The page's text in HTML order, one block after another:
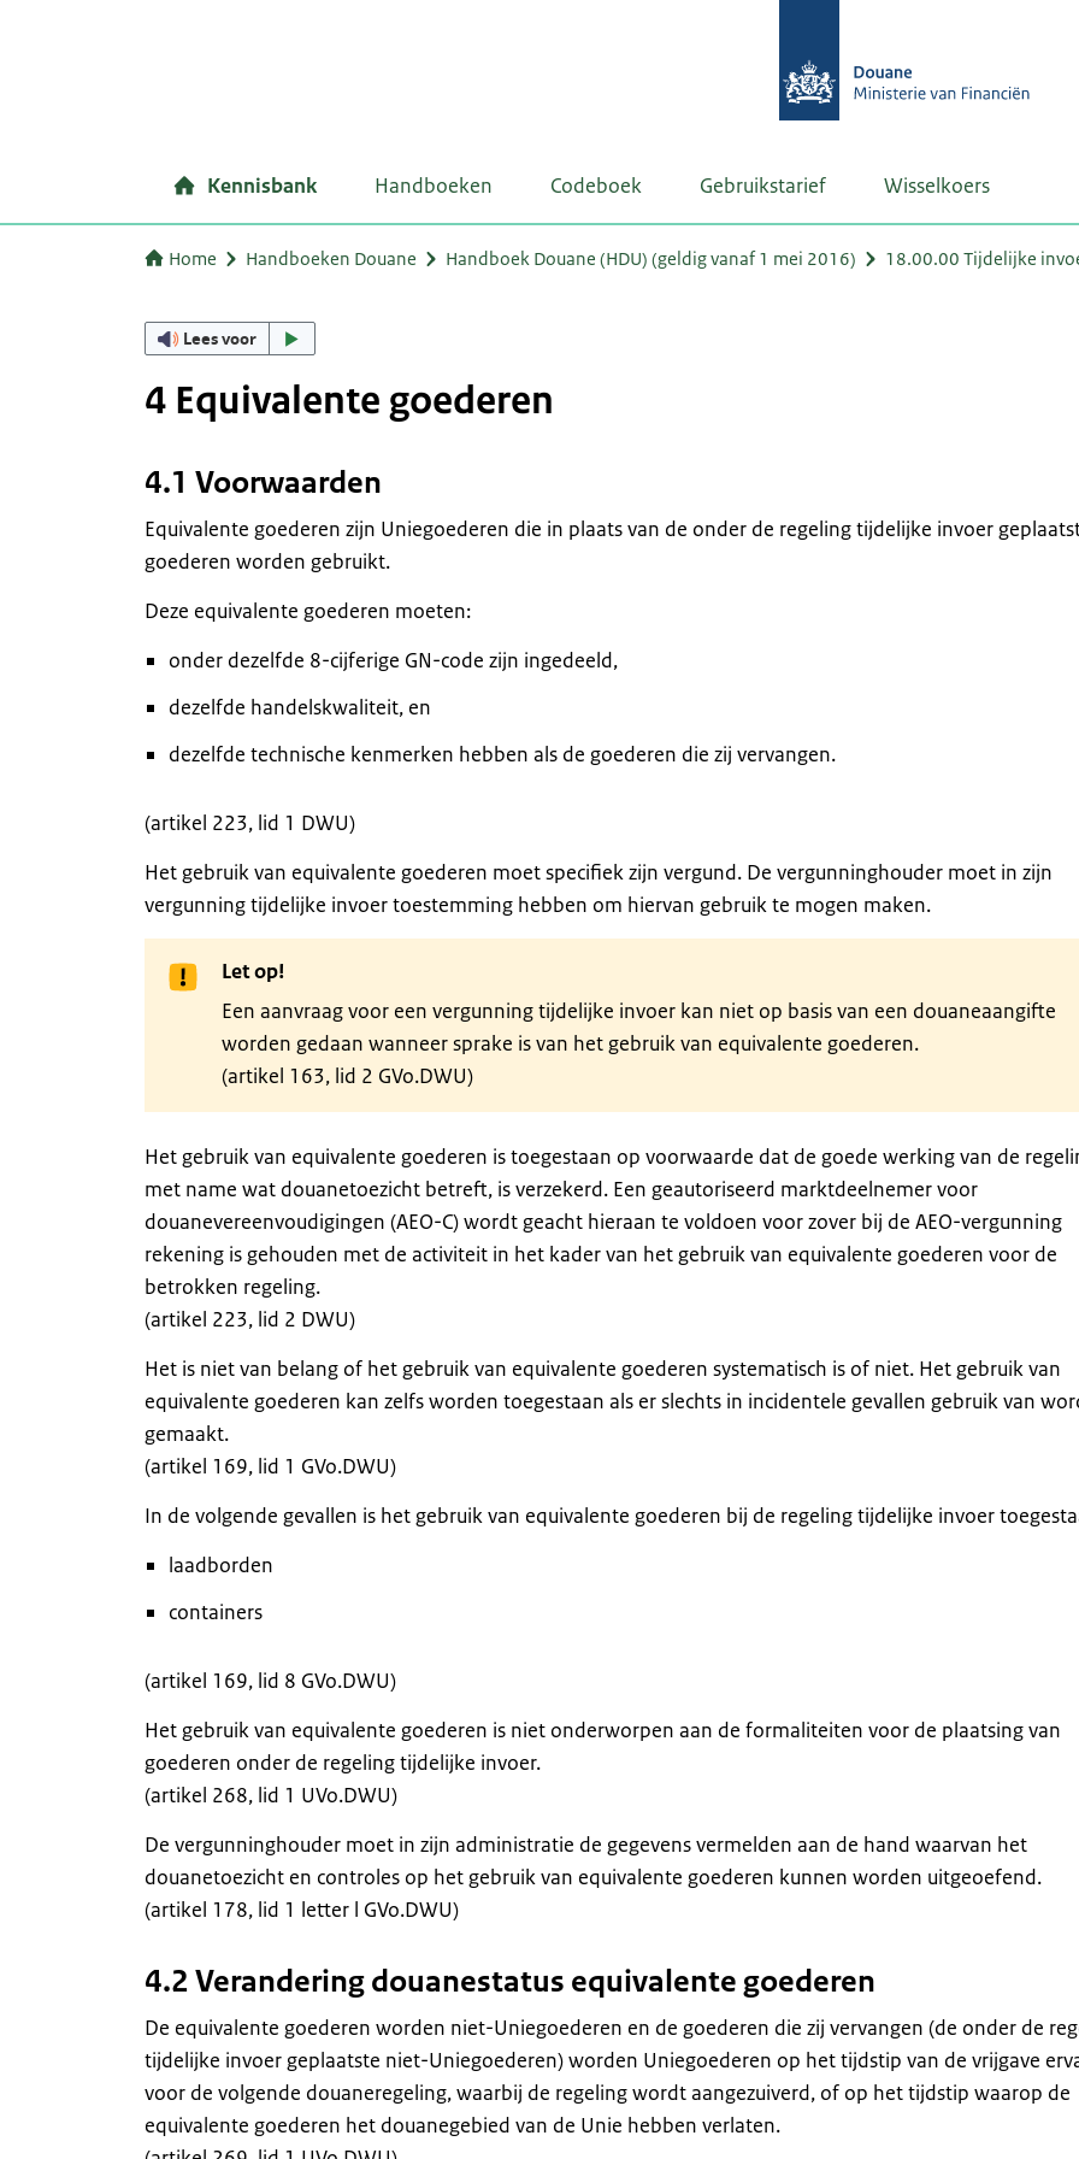
Kennisbank Handboeken Codeboek Gebruikstarief Wisselkoers
Home Handboeken Douane Handboek Douane (HDU) (geldig vanaf 1 mei 2016) 18.00.00 Tijdelijke
Lees voor
4 Equivalente goederen
4.1 Voorwaarden
Equivalente goederen zijn Uniegoederen die in plaats van de onder de regeling tijdelijke invoer
goederen worden gebruikt.
Deze equivalente goederen moeten:
onder dezelfde 8-cijferige GN-code zijn ingedeeld,
dezelfde handelskwaliteit, en
dezelfde technische kenmerken hebben als de goederen die zij vervangen.
(artikel 223, lid 1 DWU)
Het gebruik van equivalente goederen moet specifiek zijn vergund. De vergunninghouder moet in zijn
vergunning tijdelijke invoer toestemming hebben om hiervan gebruik te mogen maken.
Let op!
Een aanvraag voor een vergunning tijdelijke invoer kan niet op basis van een douaneaangifte
worden gedaan wanneer sprake is van het gebruik van equivalente goederen.
(artikel 163, lid 2 GVo.DWU)
Het gebruik van equivalente goederen is toegestaan op voorwaarde dat de goede werking van de
met name wat douanetoezicht betreft, is verzekerd. Een geautoriseerd marktdeelnemer voor
douanevereenvoudigingen (AEO-C) wordt geacht hieraan te voldoen voor zover bij de AEO-vergunning
rekening is gehouden met de activiteit in het kader van het gebruik van equivalente goederen voor de
betrokken regeling.
(artikel 223, lid 2 DWU)
Het is niet van belang of het gebruik van equivalente goederen systematisch is of niet. Het gebruik van
equivalente goederen kan zelfs worden toegestaan als er slechts in incidentele gevallen gebruik van
gemaakt.
(artikel 169, lid 1 GVo.DWU)
In de volgende gevallen is het gebruik van equivalente goederen bij de regeling tijdelijke invoer
laadborden
containers
(artikel 169, lid 8 GVo.DWU)
Het gebruik van equivalente goederen is niet onderworpen aan de formaliteiten voor de plaatsing van
goederen onder de regeling tijdelijke invoer.
(artikel 268, lid 1 UVo.DWU)
De vergunninghouder moet in zijn administratie de gegevens vermelden aan de hand waarvan het
douanetoezicht en controles op het gebruik van equivalente goederen kunnen worden uitgeoefend.
(artikel 178, lid 1 letter l GVo.DWU)
4.2 Verandering douanestatus equivalente goederen
De equivalente goederen worden niet-Uniegoederen en de goederen die zij vervangen (de onder de
tijdelijke invoer geplaatste niet-Uniegoederen) worden Uniegoederen op het tijdstip van de vrijgave
voor de volgende douaneregeling, waarbij de regeling wordt aangezuiverd, of op het tijdstip waarop de
equivalente goederen het douanegebied van de Unie hebben verlaten.